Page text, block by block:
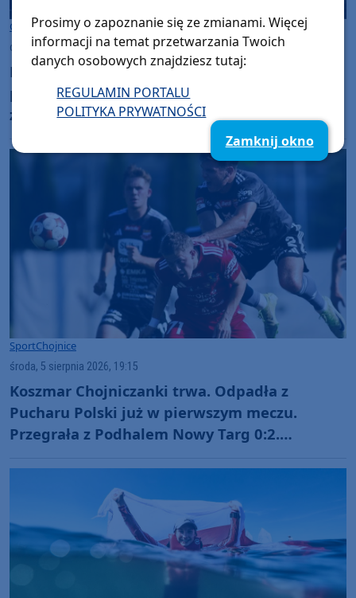
Gmina Czersk
czwartek, 6 sierpnia 2026, 07:37
Most we Wiecku uszkodzony przez ciężki
pojazd. Trwa szukanie sprawców, a burmistrz
zapowiada montaż bramownicy
SportChojnice
środa, 5 sierpnia 2026, 19:15
Koszmar Chojniczanki trwa. Odpadła z
Pucharu Polski już w pierwszym meczu.
Przegrała z Podhalem Nowy Targ 0:2.
Prosimy o zapoznanie się ze zmianami. Więcej
informacji na temat przetwarzania Twoich
danych osobowych znajdziesz tutaj:
REGULAMIN PORTALU
POLITYKA PRYWATNOŚCI
Zamknij okno